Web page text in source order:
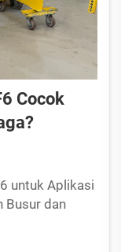
Cocok
untuk Aplikasi
Busur dan
Penghentian
SF6